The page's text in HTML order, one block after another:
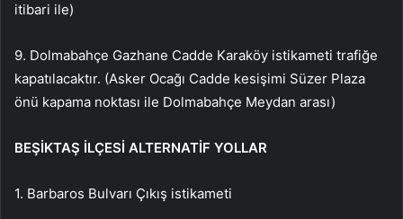
itibari ile)
9. Dolmabahçe Gazhane Cadde Karaköy istikameti trafiğe
kapatılacaktır. (Asker Ocağı Cadde kesişimi Süzer Plaza
önü kapama noktası ile Dolmabahçe Meydan arası)
BEŞİKTAŞ İLÇESİ ALTERNATİF YOLLAR
1. Barbaros Bulvarı Çıkış istikameti